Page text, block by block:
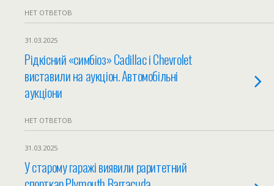
НЕТ ОТВЕТОВ
31.03.2025
Рідкісний «симбіоз» Cadillac і Chevrolet
виставили на аукціон. Автомобільні
аукціони
НЕТ ОТВЕТОВ
31.03.2025
У старому гаражі виявили раритетний